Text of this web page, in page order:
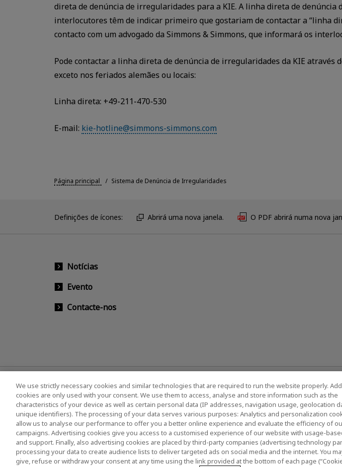
direta de denúncia de irregularidades para a KIE. A linha direta de
interlocutores têm de indicar primeiro que gostariam de contactar a “linha
contacto com um advogado da Simmons & Simmons, que informará os
Pode contactar a linha direta de denúncia de irregularidades da KIE
exceto nos feriados alemães ou locais:
Linha direta: +49-211-470-530
E-mail: kie-hotline@simmons-simmons.com
Página principal Sistema de Denúncia de Irregularidades
Definições de ícones: Abrirá uma nova janela. O PDF abrirá numa nova
Notícias
Evento
Contacte-nos
Política de Privacidade Cookie Settings Termos e Condições Marcas
Legislação europeia
Sistema de Denúncia de Irregularidades Ficha técnica
We use strictly necessary cookies and similar technologies that are required to run the website properly.
cookies are only used with your consent. We use them to access, analyse and store information such as the
characteristics of your device as well as certain personal data (IP addresses, navigation usage, geolocation
unique identifiers). The processing of your data serves various purposes: Analytics and personalization
allow us to analyse our performance to offer you a better online experience and evaluate the efficiency of
campaigns. Advertising cookies give you access to a customised experience of our website with usage-
and support. Finally, also advertising cookies are placed by third-party companies (advertising technology
processing your data to create audience lists to deliver targeted ads on social media and the internet. You
give, refuse or withdraw your consent at any time using the link provided at the bottom of each page